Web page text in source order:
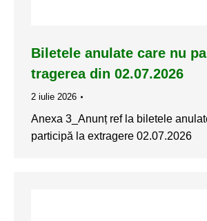
Biletele anulate care nu
tragerea din 02.07.2026
2 iulie 2026
Anexa 3_Anunț ref la biletele
participă la extragere 02.07.2026